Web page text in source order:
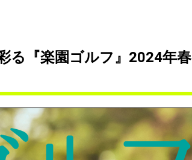
る『楽園ゴルフ』2024年春